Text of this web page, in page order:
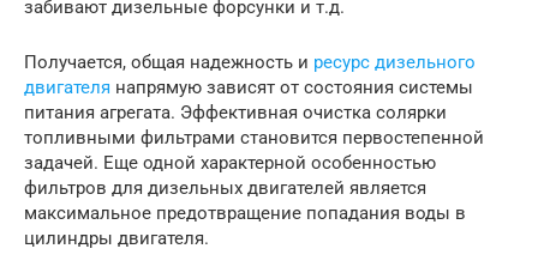
забивают дизельные форсунки и т.д.
Получается, общая надежность и ресурс дизельного
двигателя напрямую зависят от состояния системы
питания агрегата. Эффективная очистка солярки
топливными фильтрами становится первостепенной
задачей. Еще одной характерной особенностью
фильтров для дизельных двигателей является
максимальное предотвращение попадания воды в
цилиндры двигателя.